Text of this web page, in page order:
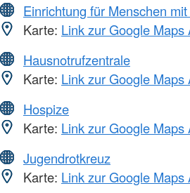
Einrichtung für Menschen
Karte: Link zur Google Maps
Hausnotrufzentrale
Karte: Link zur Google Maps
Hospize
Karte: Link zur Google Maps
Jugendrotkreuz
Karte: Link zur Google Maps